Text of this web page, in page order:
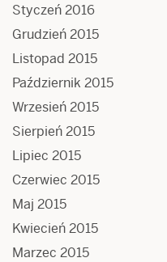
Styczeń 2016
Grudzień 2015
Listopad 2015
Październik 2015
Wrzesień 2015
Sierpień 2015
Lipiec 2015
Czerwiec 2015
Maj 2015
Kwiecień 2015
Marzec 2015